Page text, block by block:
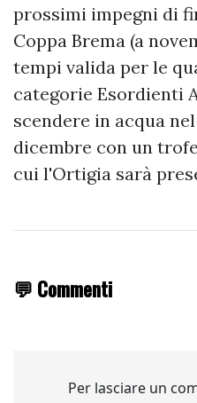
prossimi impegni di
Coppa Brema (a
tempi valida per le
categorie Esordienti
scendere in acqua
dicembre con un
cui l'Ortigia sarà
💬 Commenti